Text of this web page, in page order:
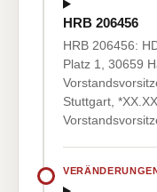
HRB 206456
HRB 206456:
Platz 1, 30659
Stuttgart,
VERÄNDERUNGEN